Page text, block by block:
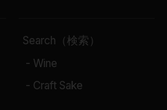
Search（検索）
- Wine
- Craft Sake